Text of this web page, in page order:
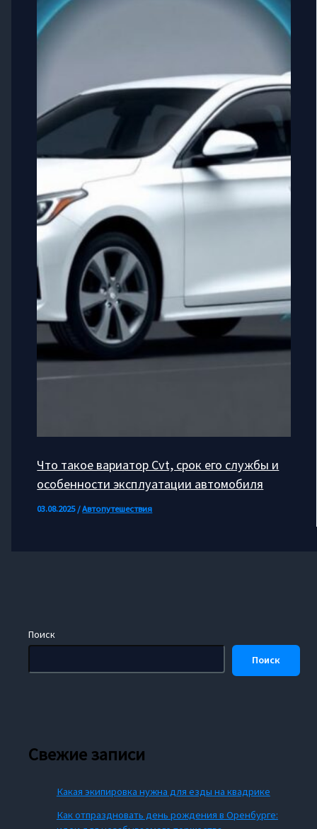
Поиск
Поиск
Свежие записи
Какая экипировка нужна для езды на квадрике
Как отпраздновать день рождения в Оренбурге:
Что такое вариатор Cvt, срок его службы и
особенности эксплуатации автомобиля
03.08.2025/Автопутешествия